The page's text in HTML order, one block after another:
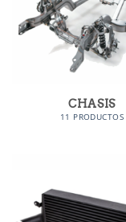
CHASIS
11 PRODUCTOS